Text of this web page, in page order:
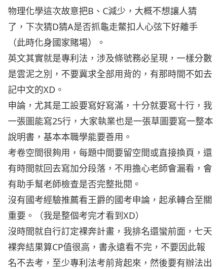
物理化學這次故意把B、C減少，大概不想讓人猜
了，下次猜D猜A是否抓龜走鱉扣人心弦下好離手
（此時化身國家賭場）。
英文其實就是專利法，涉及條號務必呈現，一樣分數
是雲泥之別，不要冀求全部用背的，有那時間不如去
記中文的XD。
申論，尤其是工設要寫好寫滿，十分就要寫十行，我
一張圖能寫25行，大家執業也是一張草圖要寫一整本
說明書，基本本職學能要善用。
考卷空間很夠用，每題中間要留空間或直接換頁，還
有時間就回去寫加分段落，不用擔心老師會漏看，會
有助手幫老師檢查是否完整批閱。
沒有國考經驗推薦看王爵的國考申論，起承轉合至關
重要。（我是整個考完才看到XD）
沒時間就自行訂定裸奔計畫，我排名還蠻前面，七天
裸奔結果算CP值很高，書永遠看不完，不要因此報
名不去考，至少專利法考前背起來，然後要有辦法出